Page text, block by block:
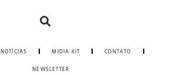
NOTÍCIAS MIDIA KIT CONTATO
NEWSLETTER